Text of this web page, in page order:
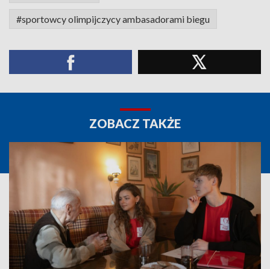
#sportowcy olimpijczycy ambasadorami biegu
ZOBACZ TAKŻE